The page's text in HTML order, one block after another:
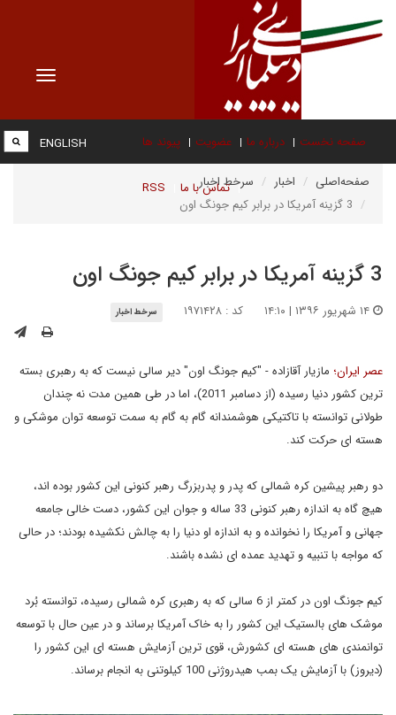
Toggle
صفحه نخست درباره ما عضویت پیوند ها
تماس با ما RSS
ENGLISH
صفحه‌اصلی اخبار
سرخط اخبار
3 گزینه آمریکا در برابر کیم جونگ اون
3 گزینه آمریکا در برابر کیم جونگ اون
کد : ۱۹۷۱۴۲۸ سرخط اخبار
عصر ایران؛ مازیار آقازاده - "کیم جونگ اون" دیر سالی نیست که به رهبری بسته
ترین کشور دنیا رسیده (از دسامبر 2011)، اما در طی همین مدت نه چندان
طولانی توانسته با تاکتیکی هوشمندانه گام به گام به سمت توسعه توان موشکی و
هسته ای حرکت کند.
دو رهبر پیشین کره شمالی که پدر و پدربزرگ رهبر کنونی این کشور بوده اند،
هیچ گاه به اندازه رهبر کنونی 33 ساله و جوان این کشور، دست خالی جامعه
جهانی و آمریکا را نخوانده و به اندازه او دنیا را به چالش نکشیده بودند؛ در حالی
که مواجه با تنبیه و تهدید عمده ای نشده باشند.
کیم جونگ اون در کمتر از 6 سالی که به رهبری کره شمالی رسیده، توانسته بُرد
موشک های بالستیک این کشور را به خاک آمریکا برساند و در عین حال با توسعه
توانمندی های هسته ای کشورش، قوی ترین آزمایش هسته ای این کشور را
(دیروز) با آزمایش یک بمب هیدروژنی 100 کیلوتنی به انجام برساند.